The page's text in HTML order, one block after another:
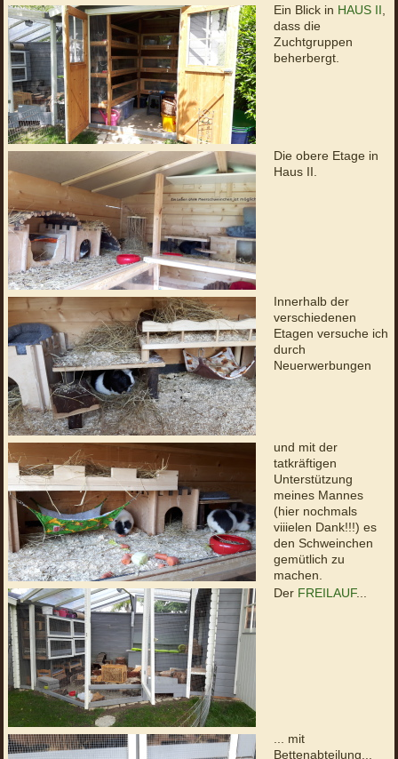
Ein Blick in HAUS II
dass die
Zuchtgruppen
beherbergt.
Die obere Etage in
Haus II.
Innerhalb der
verschiedenen
Etagen versuche ich
durch
Neuerwerbungen
und mit der
tatkräftigen
Unterstützung
meines Mannes
(hier nochmals
viiielen Dank!!!) es
den Schweinchen
gemütlich zu
machen.
Der FREILAUF...
... mit
Bettenabteilung...